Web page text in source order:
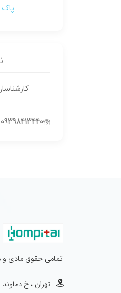
پاک
09398413440
تمامی حقوق مادی و
تهران ، خ دماوند